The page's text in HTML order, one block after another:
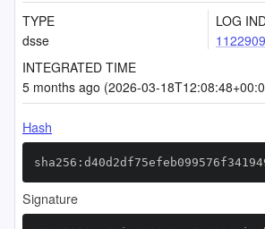
TYPE
dsse
LOG
INTEGRATED TIME
5 months ago (2026-03-
Hash
Signature